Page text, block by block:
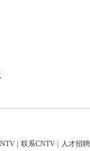
| 联系CNTV | 人才招聘